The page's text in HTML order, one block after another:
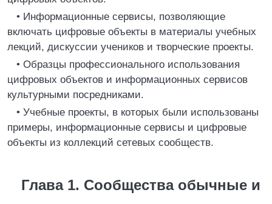
• Информационные сервисы, позволяющие
включать цифровые объекты в материалы учебных
лекций, дискуссии учеников и творческие проекты.
• Образцы профессионального использования
цифровых объектов и информационных сервисов
культурными посредниками.
• Учебные проекты, в которых были использованы
примеры, информационные сервисы и цифровые
объекты из коллекций сетевых сообществ.
Глава 1. Сообщества обычные и